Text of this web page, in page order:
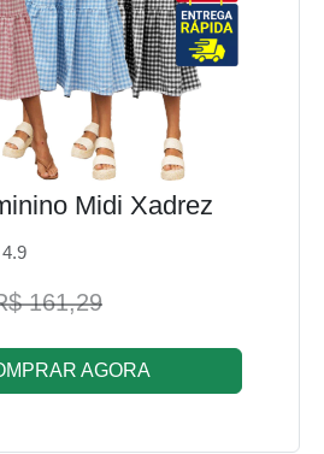
Midi Xadrez
4.9
161,29
AGORA